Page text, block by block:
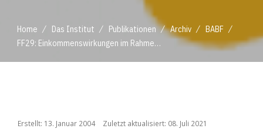
Home / Das Institut / Publikationen / Archiv / BABF /
FF29: Einkommenswirkungen im Rahmen des Österreichischen Programms
Erstellt: 13. Januar 2004 Zuletzt aktualisiert: 08. Juli 2021